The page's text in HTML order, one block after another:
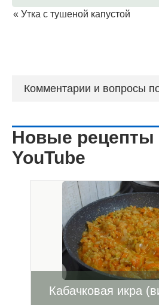
« Утка с тушеной капустой
Комментарии и вопросы
Новые рецепты
YouTube
Кабачковая икра